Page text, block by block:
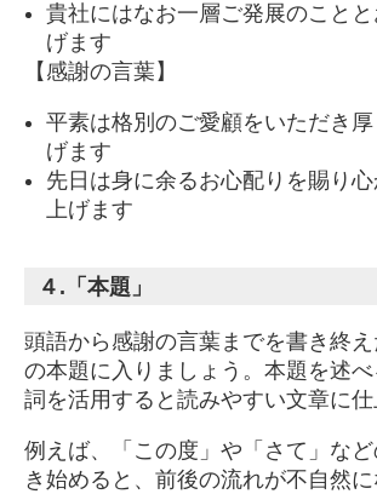
貴社にはなお一層ご発展のこと
げます
【感謝の言葉】
平素は格別のご愛顧をいただき
げます
先日は身に余るお心配りを賜り
上げます
４.「本題」
頭語から感謝の言葉までを書き終
の本題に入りましょう。本題を述
詞を活用すると読みやすい文章に仕
例えば、「この度」や「さて」な
き始めると、前後の流れが不自然に